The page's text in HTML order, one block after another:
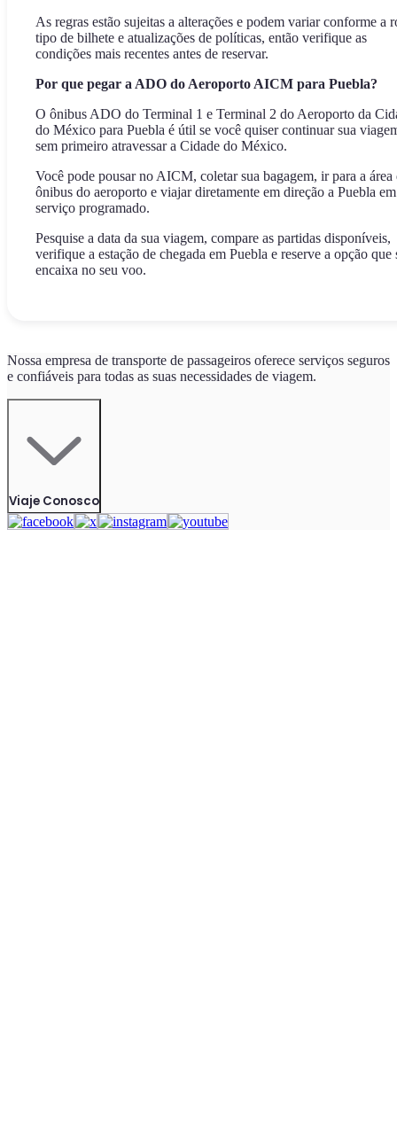
As regras estão sujeitas a alterações e podem variar conforme a
tipo de bilhete e atualizações de políticas, então verifique as
condições mais recentes antes de reservar.
Por que pegar a ADO do Aeroporto AICM para Puebla?
O ônibus ADO do Terminal 1 e Terminal 2 do Aeroporto da
do México para Puebla é útil se você quiser continuar sua
sem primeiro atravessar a Cidade do México.
Você pode pousar no AICM, coletar sua bagagem, ir para a área
ônibus do aeroporto e viajar diretamente em direção a Puebla
serviço programado.
Pesquise a data da sua viagem, compare as partidas disponíveis,
verifique a estação de chegada em Puebla e reserve a opção que
encaixa no seu voo.
Nossa empresa de transporte de passageiros oferece serviços seguros
e confiáveis para todas as suas necessidades de viagem.
Viaje Conosco